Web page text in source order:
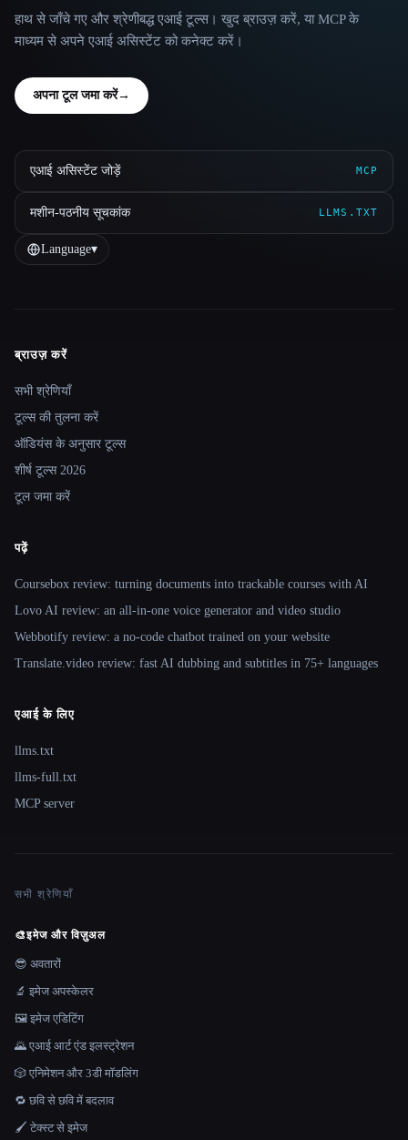
हाथ से जाँचे गए और श्रेणीबद्ध एआई टूल्स। खुद ब्राउज़ करें, या MCP के
माध्यम से अपने एआई असिस्टेंट को कनेक्ट करें।
अपना टूल जमा करें→
एआई असिस्टेंट जोड़ें MCP
मशीन-पठनीय सूचकांक LLMS.TXT
Language▾
Site navigation
ब्राउज़ करें
सभी श्रेणियाँ
टूल्स की तुलना करें
ऑडियंस के अनुसार टूल्स
शीर्ष टूल्स 2026
टूल जमा करें
पढ़ें
Coursebox review: turning documents into trackable courses with AI
Lovo AI review: an all-in-one voice generator and video studio
Webbotify review: a no-code chatbot trained on your website
Translate.video review: fast AI dubbing and subtitles in 75+ languages
एआई के लिए
llms.txt
llms-full.txt
MCP server
सभी श्रेणियाँ
🎨इमेज और विज़ुअल
😎 अवतारों
🔬 इमेज अपस्केलर
🖼️ इमेज एडिटिंग
🌄 एआई आर्ट एंड इलस्ट्रेशन
🎲 एनिमेशन और 3डी मॉडलिंग
🔁 छवि से छवि में बदलाव
🖌️ टेक्स्ट से इमेज